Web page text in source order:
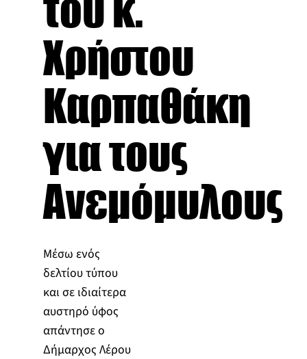
Χρήστου
Καρπαθάκη
για τους
Ανεμόμυλους
Μέσω ενός
δελτίου τύπου
και σε ιδιαίτερα
αυστηρό ύφος
απάντησε ο
Δήμαρχος Λέρου